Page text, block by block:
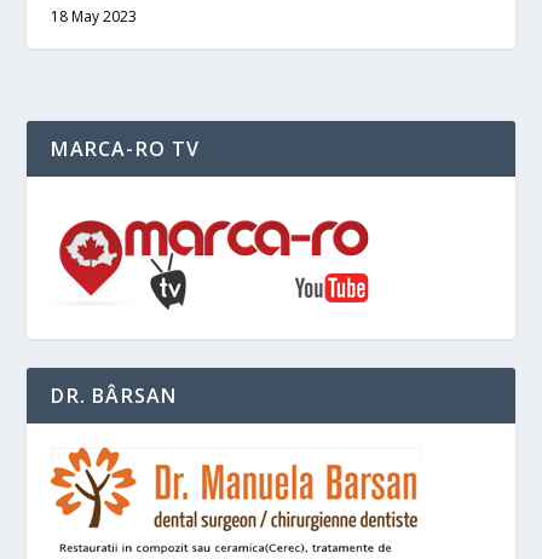
18 May 2023
MARCA-RO TV
DR. BÂRSAN